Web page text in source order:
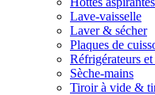
Lave-vaisselle
Laver & sécher
Plaques de
Réfrigérateurs
Sèche-mains
Tiroir à vide &